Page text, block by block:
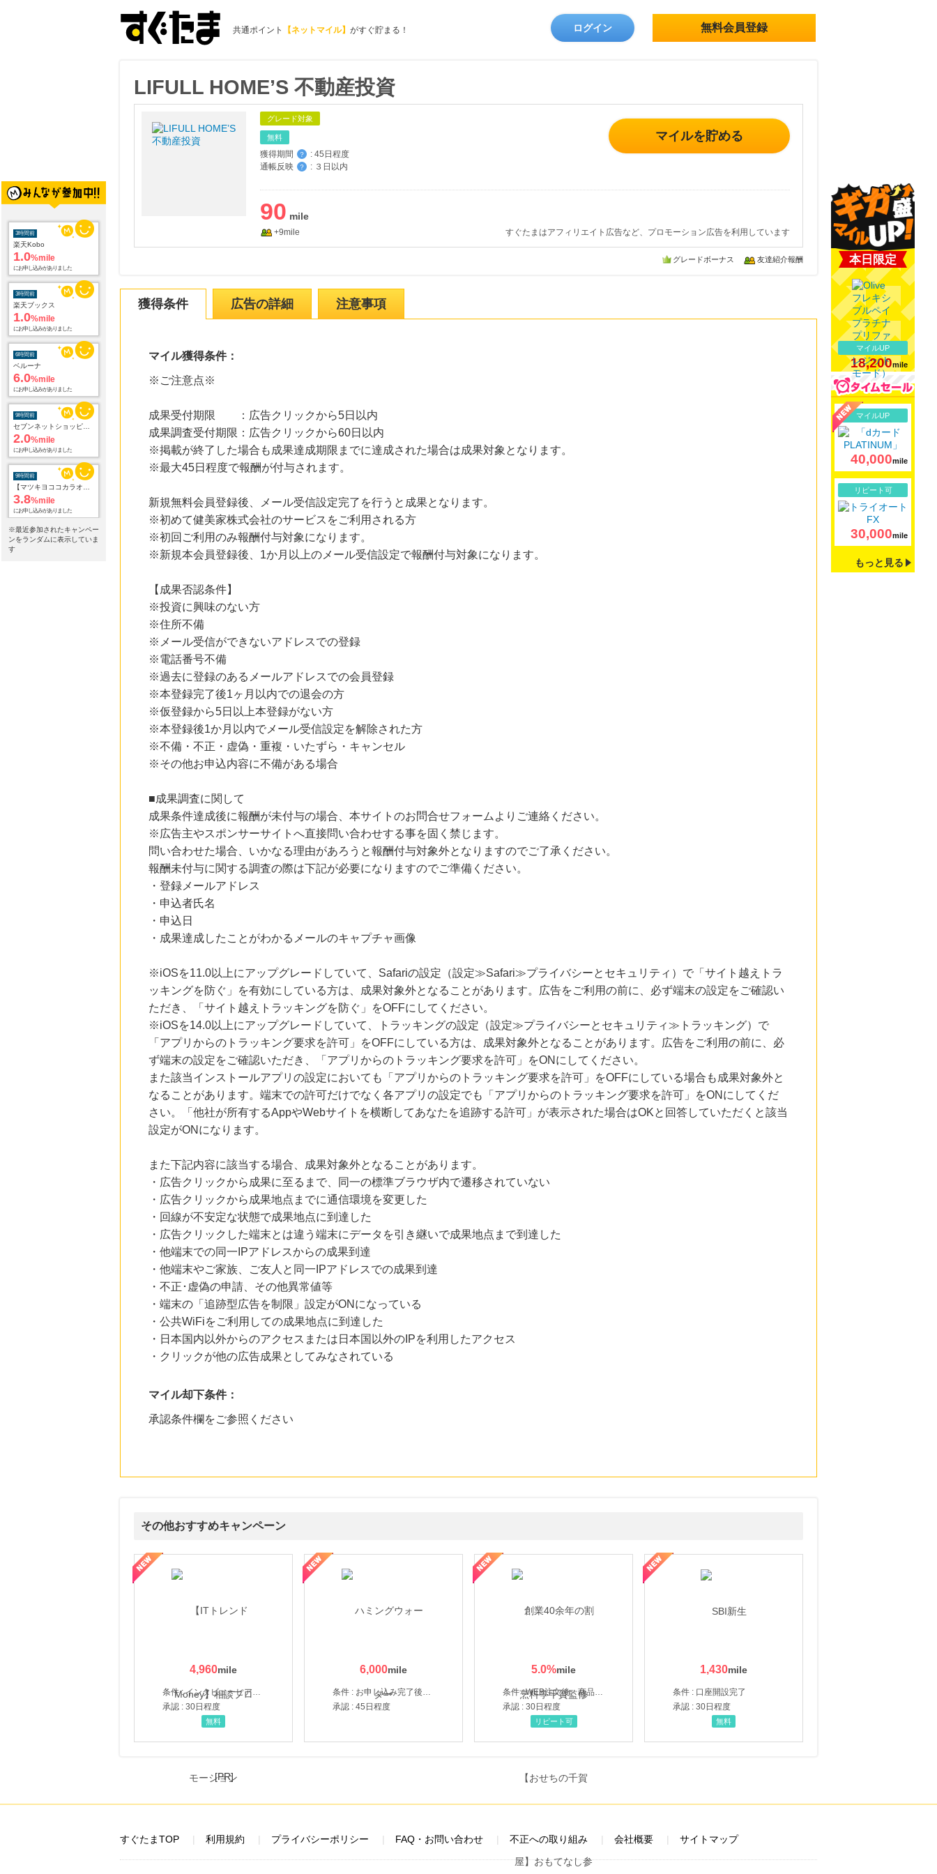
共通ポイント 【ネットマイル】 がすぐ貯まる！ ログイン 無料会員登録
楽天Kobo
1.0%mile
3時間前
楽天ブックス
1.0 %mile
にお申し込みがありました
6時間前
ベルーナ
6.0 %mile
にお申し込みがありました
2.0 %mile
にお申し込みがありました
9時間前
3.8 %mile
にお申し込みがありました
9時間前
Yahoo!ショッピング
2.0 %mile
にお申し込みがありました
9時間前
※最近参加されたキャンペー
ンをランダムに表示していま
す
LIFULL HOME’S 不動産投資
グレード対象
無料
獲得期間 ？ : 45日程度
通帳反映
？ : ３日以内
マイルを貯める
90
+9mile すぐたまはアフィリエイト広告など、プロモーション広告を利用しています
グレードボーナス 友達紹介報酬
獲得条件 広告の詳細 注意事項
マイル獲得条件：
※ご注意点※
成果受付期限 ：広告クリックから5日以内
成果調査受付期限：広告クリックから60日以内
※掲載が終了した場合も成果達成期限までに達成された場合は成果対象となります。
※最大45日程度で報酬が付与されます。
新規無料会員登録後、メール受信設定完了を行うと成果となります。
※初めて健美家株式会社のサービスをご利用される方
※初回ご利用のみ報酬付与対象になります。
※新規本会員登録後、1か月以上のメール受信設定で報酬付与対象になります。
【成果否認条件】
※投資に興味のない方
※住所不備
※メール受信ができないアドレスでの登録
※電話番号不備
※過去に登録のあるメールアドレスでの会員登録
※本登録完了後1ヶ月以内での退会の方
※仮登録から5日以上本登録がない方
※本登録後1か月以内でメール受信設定を解除された方
※不備・不正・虚偽・重複・いたずら・キャンセル
※その他お申込内容に不備がある場合
■成果調査に関して
成果条件達成後に報酬が未付与の場合、本サイトのお問合せフォームよりご連絡ください。
※広告主やスポンサーサイトへ直接問い合わせする事を固く禁じます。
問い合わせた場合、いかなる理由があろうと報酬付与対象外となりますのでご了承ください。
報酬未付与に関する調査の際は下記が必要になりますのでご準備ください。
・登録メールアドレス
・申込者氏名
・申込日
・成果達成したことがわかるメールのキャプチャ画像
※iOSを11.0以上にアップグレードしていて、Safariの設定（設定≫Safari≫プライバシーとセキュリティ）で「サイト越えトラ
ッキングを防ぐ」を有効にしている方は、成果対象外となることがあります。広告をご利用の前に、必ず端末の設定をご確認い
ただき、「サイト越えトラッキングを防ぐ」をOFFにしてください。
※iOSを14.0以上にアップグレードしていて、トラッキングの設定（設定≫プライバシーとセキュリティ≫トラッキング）で
「アプリからのトラッキング要求を許可」をOFFにしている方は、成果対象外となることがあります。広告をご利用の前に、必
ず端末の設定をご確認いただき、「アプリからのトラッキング要求を許可」をONにしてください。
また該当インストールアプリの設定においても「アプリからのトラッキング要求を許可」をOFFにしている場合も成果対象外と
なることがあります。端末での許可だけでなく各アプリの設定でも「アプリからのトラッキング要求を許可」をONにしてくだ
さい。「他社が所有するAppやWebサイトを横断してあなたを追跡する許可」が表示された場合はOKと回答していただくと該当
設定がONになります。
また下記内容に該当する場合、成果対象外となることがあります。
・広告クリックから成果に至るまで、同一の標準ブラウザ内で遷移されていない
・広告クリックから成果地点までに通信環境を変更した
・回線が不安定な状態で成果地点に到達した
・広告クリックした端末とは違う端末にデータを引き継いで成果地点まで到達した
・他端末での同一IPアドレスからの成果到達
・他端末やご家族、ご友人と同一IPアドレスでの成果到達
・不正･虚偽の申請、その他異常値等
・端末の「追跡型広告を制限」設定がONになっている
・公共WiFiをご利用しての成果地点に到達した
・日本国内以外からのアクセスまたは日本国以外のIPを利用したアクセス
・クリックが他の広告成果としてみなされている
マイル却下条件：
承認条件欄をご参照ください
その他おすすめキャンペーン
4,960
条件 : インタビューヒアリング完了
承認 : 30日程度
無料
6,000
条件 : お申し込み完了後、決済登録完了と1ヶ月以内のサーバー初回設置。
承認 : 45日程度
5.0%
条件 : WEB注文後、商品受け取り+入金確認時点
承認 : 30日程度
創業40余年の割烹料亭千賀監修【おせちの千賀屋】おもてなし参道本店
リピート可
1,430
条件 : 口座開設完了
承認 : 30日程度
SBI新生銀行「口座開設」
無料
本日限定
マイルUP
18,200mile
マイルUP
40,000mile
リピート可
30,000mile
もっと見る
[PR]
すぐたまTOP 利用規約 プライバシーポリシー FAQ・お問い合わせ 不正への取り組み 会社概要 サイトマップ